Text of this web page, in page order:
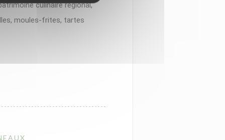
culinaire régional,
moules-frites, tartes